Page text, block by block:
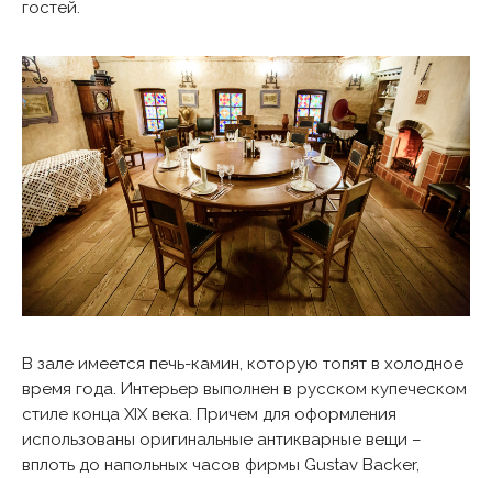
гостей.
В зале имеется печь-камин, которую топят в холодное
время года. Интерьер выполнен в русском купеческом
стиле конца XIX века. Причем для оформления
использованы оригинальные антикварные вещи –
вплоть до напольных часов фирмы Gustav Backer,